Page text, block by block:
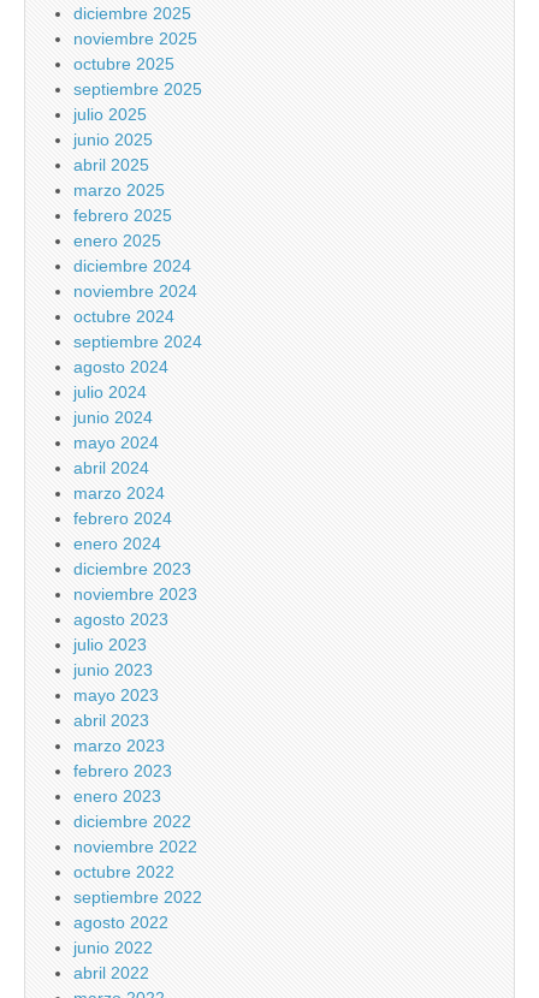
diciembre 2025
noviembre 2025
octubre 2025
septiembre 2025
julio 2025
junio 2025
abril 2025
marzo 2025
febrero 2025
enero 2025
diciembre 2024
noviembre 2024
octubre 2024
septiembre 2024
agosto 2024
julio 2024
junio 2024
mayo 2024
abril 2024
marzo 2024
febrero 2024
enero 2024
diciembre 2023
noviembre 2023
agosto 2023
julio 2023
junio 2023
mayo 2023
abril 2023
marzo 2023
febrero 2023
enero 2023
diciembre 2022
noviembre 2022
octubre 2022
septiembre 2022
agosto 2022
junio 2022
abril 2022